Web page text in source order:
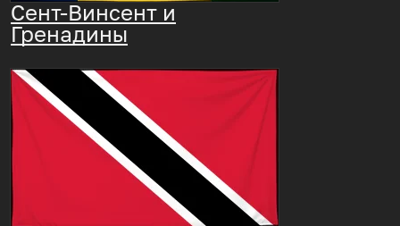
Сент-Винсент и
Гренадины